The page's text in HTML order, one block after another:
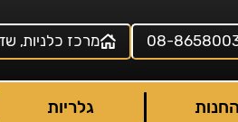
08- מרכז כלניות,
גלריות